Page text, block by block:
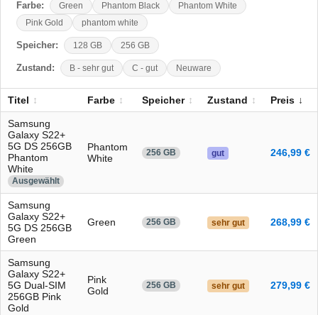
Farbe: Green Phantom Black
Phantom White
Pink Gold
phantom white
Speicher: 128 GB 256 GB
Zustand: B - sehr gut C - gut Neuware
Titel Farbe Speicher Zustand Preis
Samsung
Galaxy S22+
5G DS 256GB
Phantom
White
Ausgewählt
Phantom
White
256 GB gut 246,99 €
Samsung
Galaxy S22+
5G DS 256GB
Green
Green 256 GB sehr gut 268,99 €
Samsung
Galaxy S22+
5G Dual-SIM
256GB Pink
Gold
Pink
Gold
256 GB sehr gut 279,99 €